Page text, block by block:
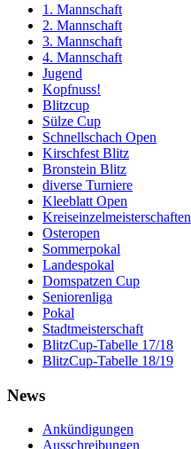
1. Mannschaft
2. Mannschaft
3. Mannschaft
4. Mannschaft
Jugend
Kopfnuss!
Blitzcup
Sülze Cup
Schnellschach Open
Kirschfest Blitz
Bronstein Blitz
diverse Turniere
Kleeblatt Open
Kreiseinzelmeisterschaften
Osteropen
Sommerpokal
Landespokal
Domspatzen Cup
Seniorenliga
Pokal
Stadtmeisterschaft
BlitzCup-Tabelle 17/18
BlitzCup-Tabelle 18/19
News
Ankündigungen
Ausschreibungen